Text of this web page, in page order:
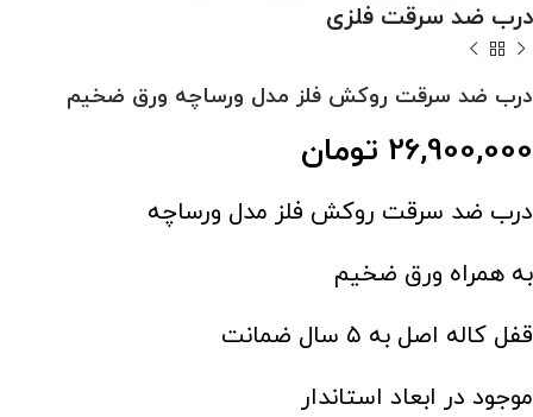
درب ضد سرقت فلزی
درب ضد سرقت روکش فلز مدل ورساچه ورق ضخیم
26,900,000 تومان
درب ضد سرقت روکش فلز مدل ورساچه
به همراه ورق ضخیم
قفل کاله اصل به ۵ سال ضمانت
موجود در ابعاد استاندار